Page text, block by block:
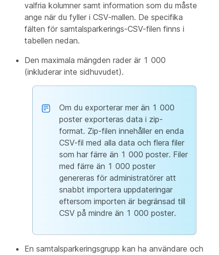
valfria kolumner samt information som du måste
ange när du fyller i CSV-mallen. De specifika
fälten för samtalsparkerings-CSV-filen finns i
tabellen nedan.
Den maximala mängden rader är 1 000
(inkluderar inte sidhuvudet).
Om du exporterar mer än 1 000
poster exporteras data i zip-
format. Zip-filen innehåller en enda
CSV-fil med alla data och flera filer
som har färre än 1 000 poster. Filer
med färre än 1 000 poster
genereras för administratörer att
snabbt importera uppdateringar
eftersom importen är begränsad till
CSV på mindre än 1 000 poster.
En samtalsparkeringsgrupp kan ha användare och